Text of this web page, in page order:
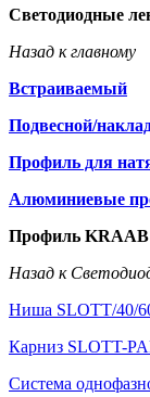
Светодиодные
Назад к главному
Встраиваемый
Подвесной/
Профиль для
Алюминиевые
Профиль KRAAB
Назад к
Ниша SLOTT/40/
Карниз SLOTT-
Система